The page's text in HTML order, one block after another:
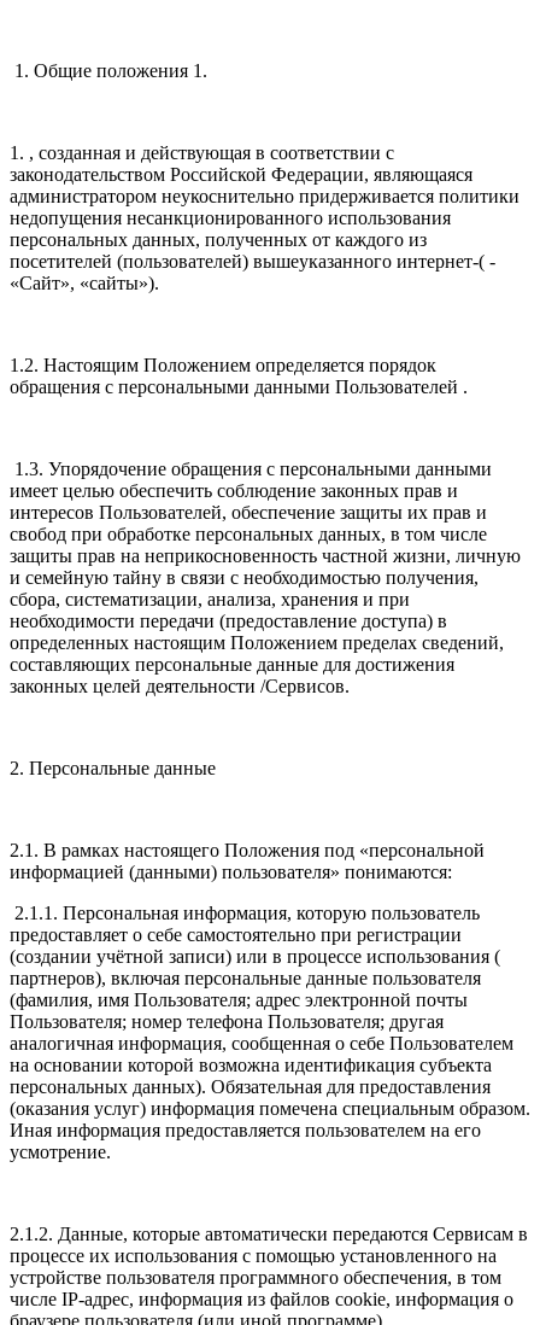
1. Общие положения 1.
1. , созданная и действующая в соответствии с
законодательством Российской Федерации, являющаяся
администратором неукоснительно придерживается политики
недопущения несанкционированного использования
персональных данных, полученных от каждого из
посетителей (пользователей) вышеуказанного интернет-( -
«Сайт», «сайты»).
1.2. Настоящим Положением определяется порядок
обращения с персональными данными Пользователей .
1.3. Упорядочение обращения с персональными данными
имеет целью обеспечить соблюдение законных прав и
интересов Пользователей, обеспечение защиты их прав и
свобод при обработке персональных данных, в том числе
защиты прав на неприкосновенность частной жизни, личную
и семейную тайну в связи с необходимостью получения,
сбора, систематизации, анализа, хранения и при
необходимости передачи (предоставление доступа) в
определенных настоящим Положением пределах сведений,
составляющих персональные данные для достижения
законных целей деятельности /Сервисов.
2. Персональные данные
2.1. В рамках настоящего Положения под «персональной
информацией (данными) пользователя» понимаются:
2.1.1. Персональная информация, которую пользователь
предоставляет о себе самостоятельно при регистрации
(создании учётной записи) или в процессе использования (
партнеров), включая персональные данные пользователя
(фамилия, имя Пользователя; адрес электронной почты
Пользователя; номер телефона Пользователя; другая
аналогичная информация, сообщенная о себе Пользователем
на основании которой возможна идентификация субъекта
персональных данных). Обязательная для предоставления
(оказания услуг) информация помечена специальным образом.
Иная информация предоставляется пользователем на его
усмотрение.
2.1.2. Данные, которые автоматически передаются Сервисам в
процессе их использования с помощью установленного на
устройстве пользователя программного обеспечения, в том
числе IP-адрес, информация из файлов cookie, информация о
браузере пользователя (или иной программе).